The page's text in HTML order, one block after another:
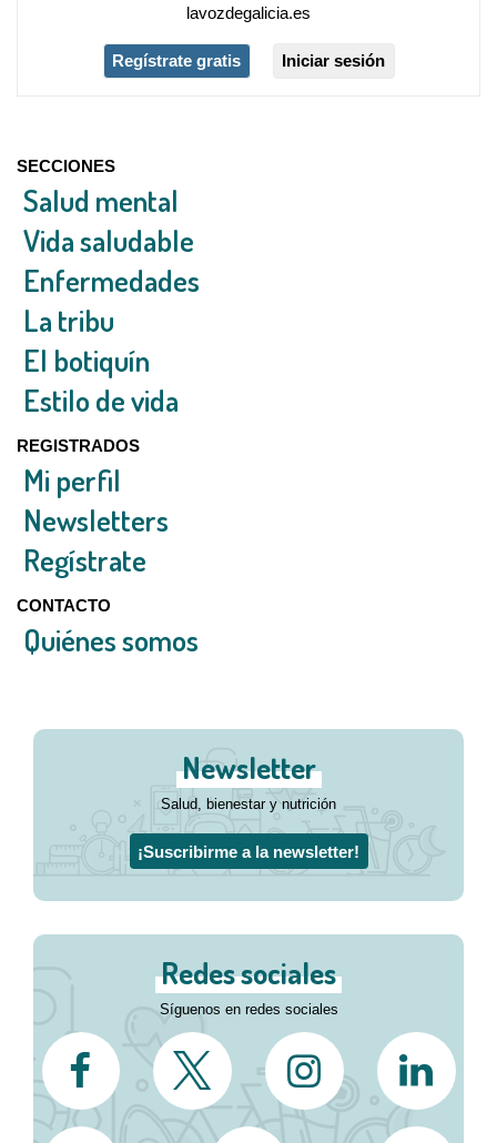
lavozdegalicia.es
Regístrate gratis Iniciar sesión
SECCIONES
Salud mental
Vida saludable
Enfermedades
La tribu
El botiquín
Estilo de vida
REGISTRADOS
Mi perfil
Newsletters
Regístrate
CONTACTO
Quiénes somos
Newsletter
Salud, bienestar y nutrición
¡Suscribirme a la newsletter!
Redes sociales
Síguenos en redes sociales